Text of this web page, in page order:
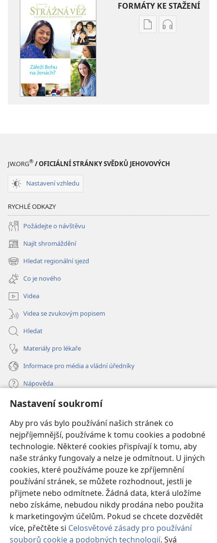
Nastavení soukromí
Aby pro vás bylo používání našich stránek co
nejpříjemnější, používáme k tomu cookies a podobné
technologie. Některé cookies přispívají k tomu, aby
naše stránky fungovaly a nelze je odmítnout. U jiných
cookies, které používáme pouze ke zpříjemnění
používání stránek, se můžete rozhodnout, jestli je
přijmete nebo odmítnete. Žádná data, která uložíme
nebo získáme, nebudou nikdy prodána nebo použita
k marketingovým účelům. Pokud se chcete dozvědět
více, přečtěte si Celosvětové zásady pro používání
souborů cookie a podobných technologií. Svá
FORMÁTY KE STAŽENÍ
FormátyFormáty
JW.ORG® / OFICIÁLNÍ STRÁNKY SVĚDKŮ JEHOVOVÝCH
Nastavení vzhledu
RYCHLÉ ODKAZY
Požádejte o návštěvu
Najít shromáždění
(otevřeno
nové
okno)
Hledat regionální sjezd
(otevřeno
nové
okno)
Co je nového
Videa
Videa se zvukovým popisem
Hledat
Materiály pro lékaře
Informace pro média a vládní úředníky
Nápověda
Dary
nové
okno) ONLINE KNIHOVNA Strážné věže
(otevřeno
nové
okno)JW Hub®
(otevřeno
nové
okno)JW Library
Watchtower Library